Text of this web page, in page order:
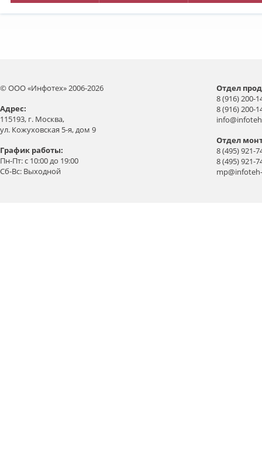
© ООО «Инфотех» 2006-2026
Aдрес:
115193, г. Москва,
ул. Кожуховская 5-я, дом 9
График работы:
Пн-Пт: с 10:00 до 19:00
Сб-Вс: Выходной
Отдел
8 (916) 200-
8 (916) 200-
Отдел
8 (495) 921-
8 (495) 921-